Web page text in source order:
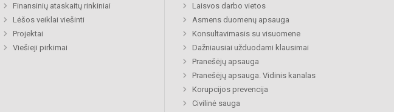
Finansinių ataskaitų rinkiniai
Lėšos veiklai viešinti
Projektai
Viešieji pirkimai
Laisvos darbo vietos
Asmens duomenų apsauga
Konsultavimasis su visuomene
Dažniausiai užduodami klausimai
Pranešėjų apsauga
Pranešėjų apsauga. Vidinis kanalas
Korupcijos prevencija
Civilinė sauga